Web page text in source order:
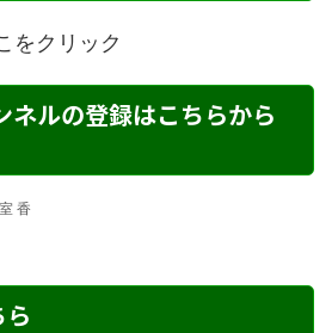
をクリック
ルの登録はこちらから